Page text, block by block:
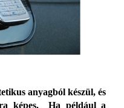
anyagból készül, és
képes. Ha például a